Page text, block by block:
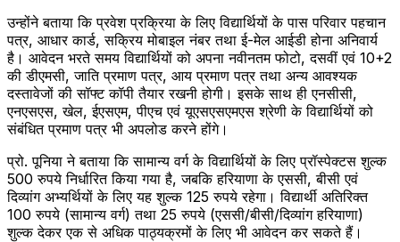
उन्होंने बताया कि प्रवेश प्रक्रिया के लिए विद्यार्थियों के पास परिवार पहचान
पत्र, आधार कार्ड, सक्रिय मोबाइल नंबर तथा ई-मेल आईडी होना अनिवार्य
है। आवेदन भरते समय विद्यार्थियों को अपना नवीनतम फोटो, दसवीं एवं 10+2
की डीएमसी, जाति प्रमाण पत्र, आय प्रमाण पत्र तथा अन्य आवश्यक
दस्तावेजों की सॉफ्ट कॉपी तैयार रखनी होगी। इसके साथ ही एनसीसी,
एनएसएस, खेल, ईएसएम, पीएच एवं यूएसएसएमएस श्रेणी के विद्यार्थियों को
संबंधित प्रमाण पत्र भी अपलोड करने होंगे।
प्रो. पूनिया ने बताया कि सामान्य वर्ग के विद्यार्थियों के लिए प्रॉस्पेक्टस शुल्क
500 रुपये निर्धारित किया गया है, जबकि हरियाणा के एससी, बीसी एवं
दिव्यांग अभ्यर्थियों के लिए यह शुल्क 125 रुपये रहेगा। विद्यार्थी अतिरिक्त
100 रुपये (सामान्य वर्ग) तथा 25 रुपये (एससी/बीसी/दिव्यांग हरियाणा)
शुल्क देकर एक से अधिक पाठ्यक्रमों के लिए भी आवेदन कर सकते हैं।